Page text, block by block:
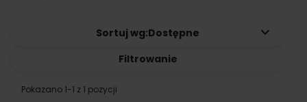
Sortuj wg:Dostępne keyboard_arrow_down
Filtrowanie
Pokazano 1-1 z 1 pozycji